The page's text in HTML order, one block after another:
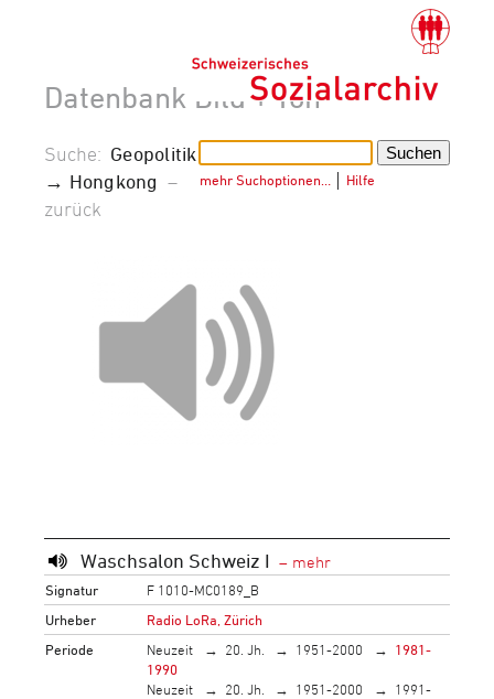
Datenbank Bild + Ton
mehr Suchoptionen… Hilfe
Suche: Geopolitik
→ Hongkong –
zurück
Waschsalon Schweiz I
Signatur
F 1010-MC0189_B
Urheber
Radio LoRa, Zürich
Periode
Neuzeit 20. Jh. 1951-2000
1981-
1990
Neuzeit
20. Jh. 1951-2000
1991-